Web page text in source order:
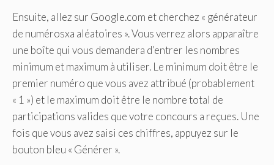
Ensuite, allez sur Google.com et cherchez « générateur
de numérosxa aléatoires ». Vous verrez alors apparaître
une boîte qui vous demandera d’entrer les nombres
minimum et maximum à utiliser. Le minimum doit être le
premier numéro que vous avez attribué (probablement
« 1 ») et le maximum doit être le nombre total de
participations valides que votre concours a reçues. Une
fois que vous avez saisi ces chiffres, appuyez sur le
bouton bleu « Générer ».